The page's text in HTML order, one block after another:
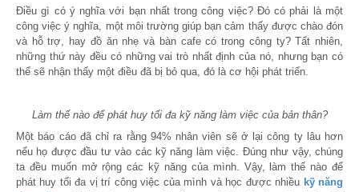
Điều gì có ý nghĩa với bạn nhất trong công việc? Đó có phải là một
công việc ý nghĩa, một môi trường giúp bạn cảm thấy được chào đón
và hỗ trợ, hay đồ ăn nhẹ và bàn cafe có trong công ty? Tất nhiên,
những thứ này đều có những vai trò nhất định của nó, nhưng bạn có
thể sẽ nhận thấy một điều đã bị bỏ qua, đó là cơ hội phát triển.
Làm thế nào để phát huy tối đa kỹ năng làm việc của bản thân?
Một báo cáo đã chỉ ra rằng 94% nhân viên sẽ ở lại công ty lâu hơn
nếu họ được đầu tư vào các kỹ năng làm việc. Đúng như vậy, chúng
ta đều muốn mở rộng các kỹ năng của mình. Vậy, làm thế nào để
phát huy tối đa vị trí công việc của mình và học được nhiều kỹ năng